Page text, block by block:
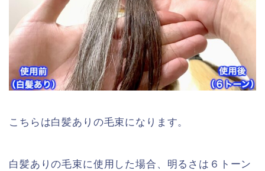
こちらは白髪ありの毛束になります。
白髪ありの毛束に使用した場合、明るさは６トーン